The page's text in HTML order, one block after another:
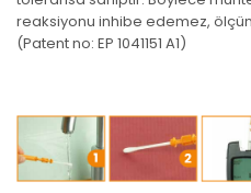
reaksiyonu inhibe edemez,
(Patent no: EP 1041151 A1)